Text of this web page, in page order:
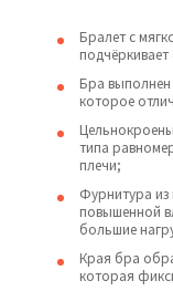
Бралет с
Бра выполнен
которое
типа
плечи;
Фурнитура из
повышенной
большие
Края бра
которая